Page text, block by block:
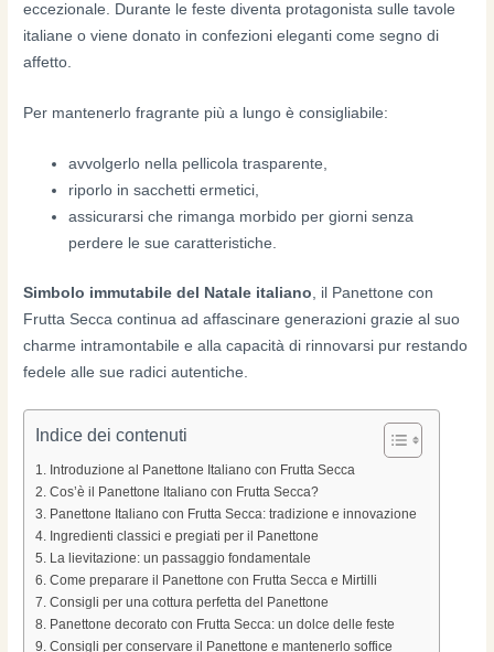
eccezionale. Durante le feste diventa protagonista sulle tavole
italiane o viene donato in confezioni eleganti come segno di
affetto.
Per mantenerlo fragrante più a lungo è consigliabile:
avvolgerlo nella pellicola trasparente,
riporlo in sacchetti ermetici,
assicurarsi che rimanga morbido per giorni senza
perdere le sue caratteristiche.
Simbolo immutabile del Natale italiano , il Panettone con
Frutta Secca continua ad affascinare generazioni grazie al suo
charme intramontabile e alla capacità di rinnovarsi pur restando
fedele alle sue radici autentiche.
Indice dei contenuti
Introduzione al Panettone Italiano con Frutta Secca
Cos’è il Panettone Italiano con Frutta Secca?
Panettone Italiano con Frutta Secca: tradizione e innovazione
Ingredienti classici e pregiati per il Panettone
La lievitazione: un passaggio fondamentale
Come preparare il Panettone con Frutta Secca e Mirtilli
Consigli per una cottura perfetta del Panettone
Panettone decorato con Frutta Secca: un dolce delle feste
Consigli per conservare il Panettone e mantenerlo soffice